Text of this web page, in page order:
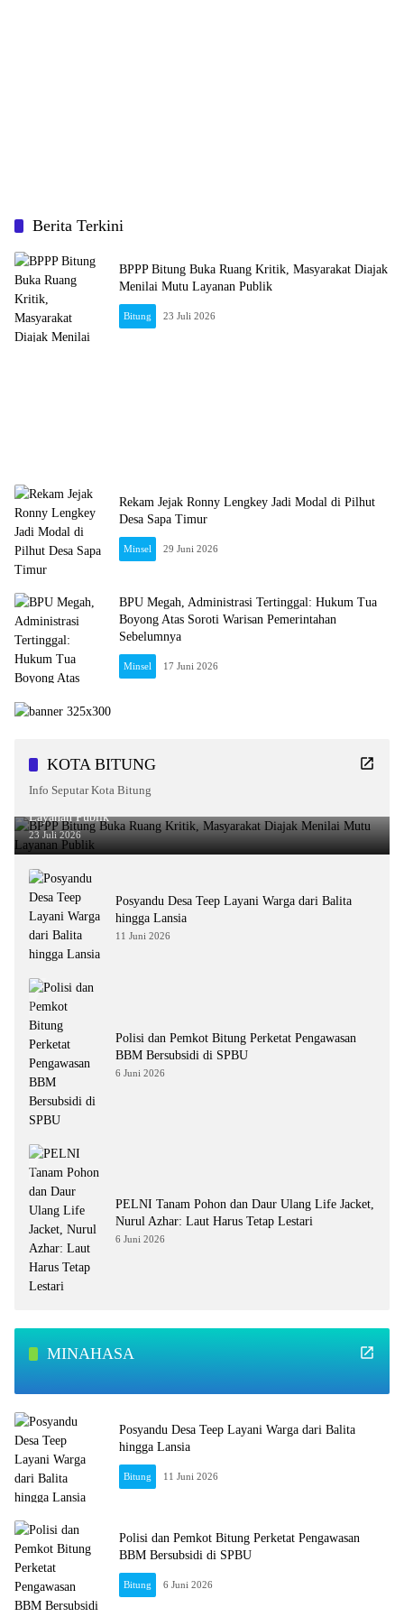
Berita Terkini
BPPP Bitung Buka Ruang Kritik, Masyarakat Diajak
Menilai Mutu Layanan Publik
Bitung 23 Juli 2026
Rekam Jejak Ronny Lengkey Jadi Modal di Pilhut
Desa Sapa Timur
Minsel 29 Juni 2026
BPU Megah, Administrasi Tertinggal: Hukum Tua
Boyong Atas Soroti Warisan Pemerintahan
Sebelumnya
Minsel 17 Juni 2026
Editorial
Sulut
KOTA BITUNG
Info Seputar Kota Bitung
BPPP Bitung Buka Ruang Kritik, Masyarakat Diajak Menilai Mutu
Layanan Publik
23 Juli 2026
Posyandu Desa Teep Layani Warga dari Balita
hingga Lansia
11 Juni 2026
Polisi dan Pemkot Bitung Perketat Pengawasan
BBM Bersubsidi di SPBU
6 Juni 2026
PELNI Tanam Pohon dan Daur Ulang Life Jacket,
Nurul Azhar: Laut Harus Tetap Lestari
6 Juni 2026
MINAHASA
Posyandu Desa Teep Layani Warga dari Balita
hingga Lansia
Bitung 11 Juni 2026
Polisi dan Pemkot Bitung Perketat Pengawasan
BBM Bersubsidi di SPBU
Bitung 6 Juni 2026